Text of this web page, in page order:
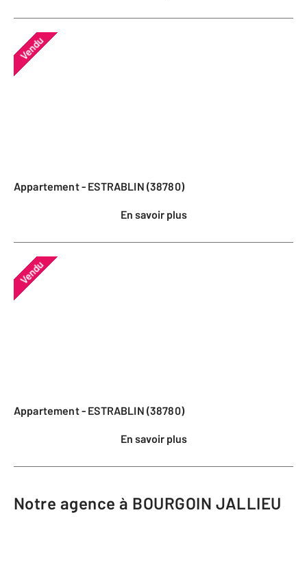
Vendu
Appartement - ESTRABLIN (38780)
En savoir plus
Vendu
Appartement - ESTRABLIN (38780)
En savoir plus
Notre agence à BOURGOIN JALLIEU